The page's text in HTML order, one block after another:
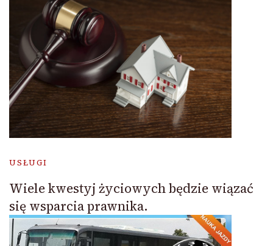
USŁUGI
Wiele kwestyj życiowych będzie wiązać
się wsparcia prawnika.